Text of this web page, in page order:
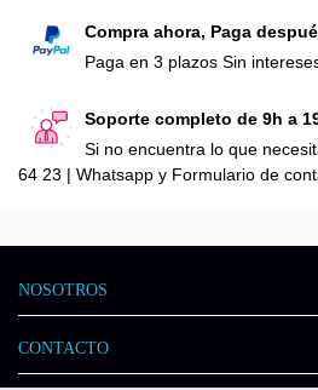
Compra ahora, Paga
Paga en 3 plazos Sin
Soporte completo de 9h a
Si no encuentra lo que
64 23 | Whatsapp y Formulario de
NOSOTROS
CONTACTO